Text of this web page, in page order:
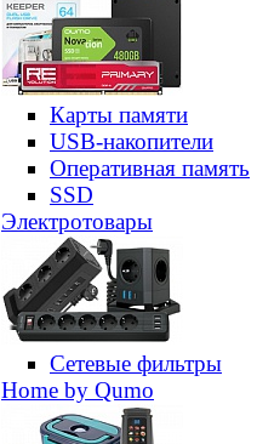
Карты памяти
USB-накопители
Оперативная память
SSD
Электротовары
Сетевые фильтры
Home by Qumo